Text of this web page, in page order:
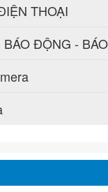
THOẠI
ĐỘNG -